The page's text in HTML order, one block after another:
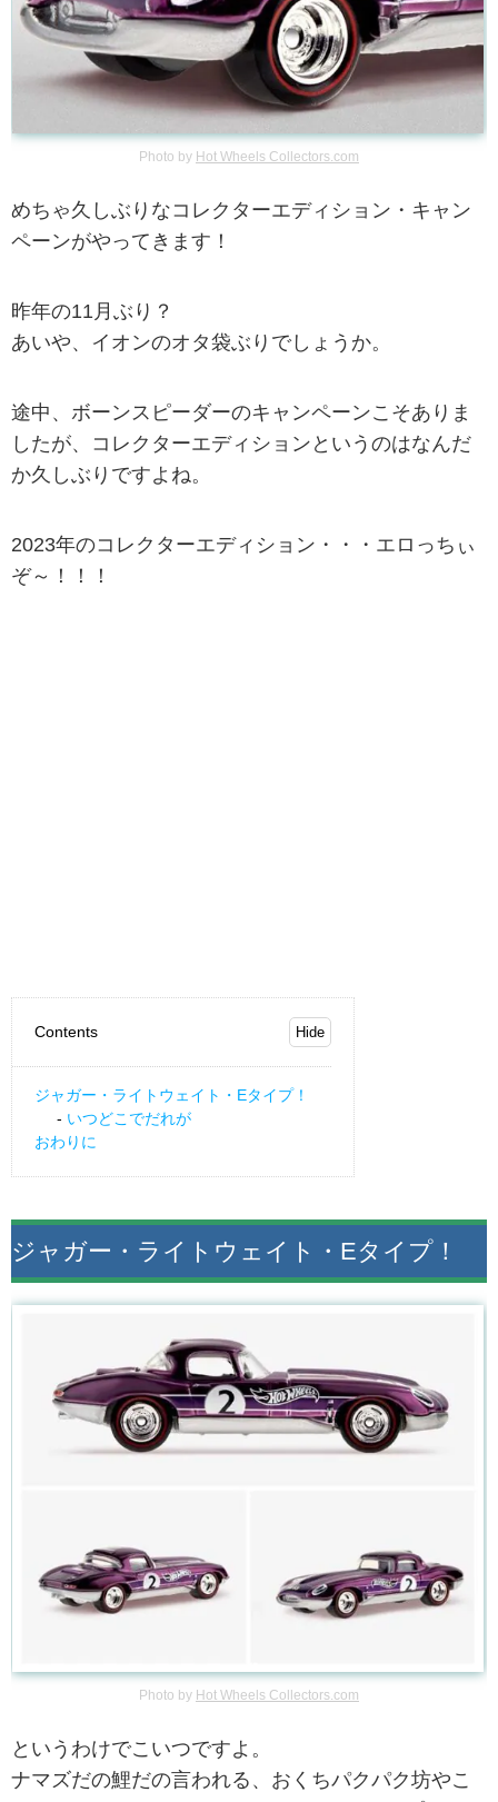
Photo by Hot Wheels Collectors.com
めちゃ久しぶりなコレクターエディション・キャン
ペーンがやってきます！
昨年の11月ぶり？
あいや、イオンのオタ袋ぶりでしょうか。
途中、ボーンスピーダーのキャンペーンこそありま
したが、コレクターエディションというのはなんだ
か久しぶりですよね。
2023年のコレクターエディション・・・エロっちぃ
ぞ～！！！
Contents
ジャガー・ライトウェイト・Eタイプ！
いつどこでだれが
おわりに
ジャガー・ライトウェイト・Eタイプ！
Photo by Hot Wheels Collectors.com
というわけでこいつですよ。
ナマズだの鯉だの言われる、おくちパクパク坊やこ